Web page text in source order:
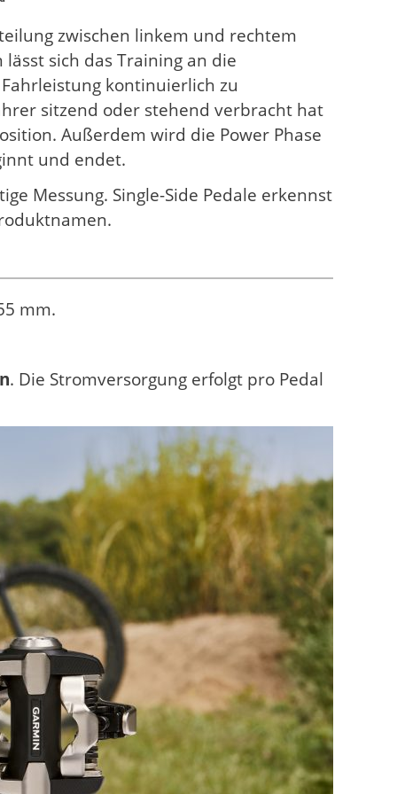
zwischen linkem und rechtem
sich das Training an die
kontinuierlich zu
sitzend oder stehend verbracht hat
Außerdem wird die Power Phase
und endet.
Messung. Single-Side Pedale erkennst
mm.
. Die Stromversorgung erfolgt pro Pedal